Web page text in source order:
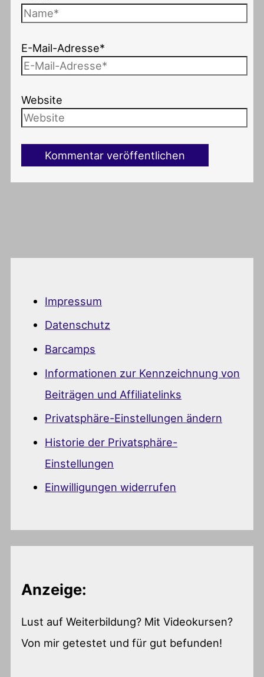
E-Mail-Adresse*
Website
Impressum
Datenschutz
Barcamps
Informationen zur Kennzeichnung von
Beiträgen und Affiliatelinks
Privatsphäre-Einstellungen ändern
Historie der Privatsphäre-
Einstellungen
Einwilligungen widerrufen
Anzeige:
Lust auf Weiterbildung? Mit Videokursen?
Von mir getestet und für gut befunden!